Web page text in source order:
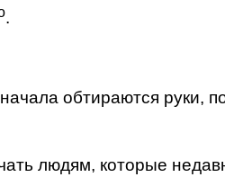
.
обтираются руки,
людям, которые